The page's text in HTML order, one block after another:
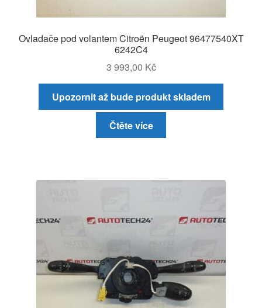
Ovladače pod volantem Citroën Peugeot 96477540XT
6242C4
3 993,00 Kč
Upozornit až bude produkt skladem
Čtěte více